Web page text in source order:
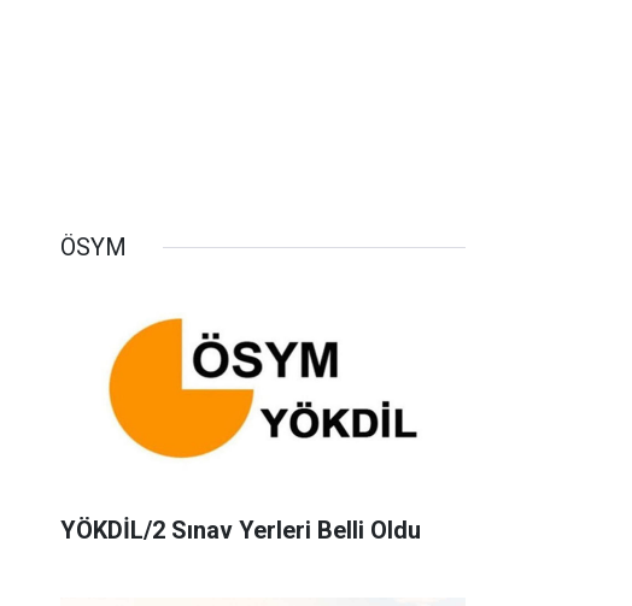
ÖSYM
YÖKDİL/2 Sınav Yerleri Belli Oldu